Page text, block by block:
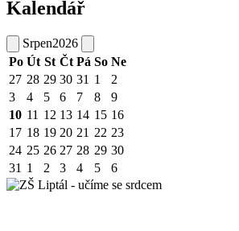
Kalendář
Srpen2026
Po Út St Čt Pá So Ne
27 28 29 30 31 1
2
3
4 5 6 7 8
9
10 11 12 13 14 15 16
17 18 19 20 21 22 23
24 25 26 27 28 29 30
31 1 2 3 4 5 6